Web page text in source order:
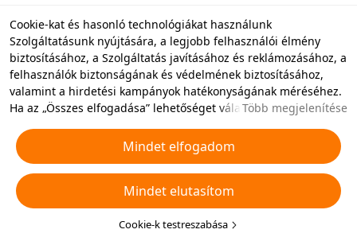
Cookie-kat és hasonló technológiákat használunk
Szolgáltatásunk nyújtására, a legjobb felhasználói élmény
biztosításához, a Szolgáltatás javításához és reklámozásához, a
felhasználók biztonságának és védelmének biztosításához,
valamint a hirdetési kampányok hatékonyságának méréséhez.
Ha az „Összes elfogadása” lehetőséget választja, akkor
hasonló technológiákat tároljunk az eszközén hirdetési célokra.
Elutasíthatja az összes nem alapvető cookie-t, vagy az alábbi
„Cookie-k testreszabása” gombra kattintva vagy az adatvédelmi
beállításoknál bármikor kiválaszthatja, hogy mely típusú
cookie-kat szeretné elfogadni vagy letiltani. További
Cookie-kra és hasonló technológiákra
Több megjelenítése
Mindet elfogadom
Mindet elutasítom
Cookie-k testreszabása